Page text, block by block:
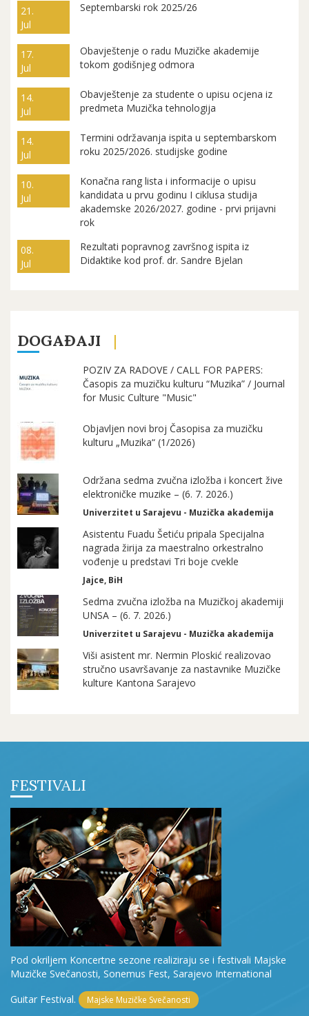
21.
Jul
Septembarski rok 2025/26
17.
Jul
Obavještenje o radu Muzičke akademije
tokom godišnjeg odmora
14.
Jul
Obavještenje za studente o upisu ocjena iz
predmeta Muzička tehnologija
14.
Jul
Termini održavanja ispita u septembarskom
roku 2025/2026. studijske godine
10.
Jul
Konačna rang lista i informacije o upisu
kandidata u prvu godinu I ciklusa studija
akademske 2026/2027. godine - prvi prijavni
rok
08.
Jul
Rezultati popravnog završnog ispita iz
Didaktike kod prof. dr. Sandre Bjelan
DOGAĐAJI
POZIV ZA RADOVE / CALL FOR PAPERS:
Časopis za muzičku kulturu “Muzika” / Journal
for Music Culture "Music"
Objavljen novi broj Časopisa za muzičku
kulturu „Muzika“ (1/2026)
Održana sedma zvučna izložba i koncert žive
elektroničke muzike – (6. 7. 2026.)
Univerzitet u Sarajevu - Muzička akademija
Asistentu Fuadu Šetiću pripala Specijalna
nagrada žirija za maestralno orkestralno
vođenje u predstavi Tri boje cvekle
Jajce, BiH
Sedma zvučna izložba na Muzičkoj akademiji
UNSA – (6. 7. 2026.)
Univerzitet u Sarajevu - Muzička akademija
Viši asistent mr. Nermin Ploskić realizovao
stručno usavršavanje za nastavnike Muzičke
kulture Kantona Sarajevo
FESTIVALI
Pod okriljem Koncertne sezone realiziraju se i festivali Majske
Muzičke Svečanosti, Sonemus Fest, Sarajevo International
Guitar Festival.
Majske Muzičke Svečanosti